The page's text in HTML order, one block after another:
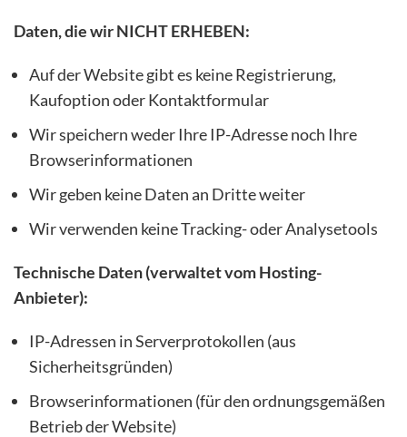
Daten, die wir NICHT ERHEBEN:
Auf der Website gibt es keine Registrierung,
Kaufoption oder Kontaktformular
Wir speichern weder Ihre IP-Adresse noch Ihre
Browserinformationen
Wir geben keine Daten an Dritte weiter
Wir verwenden keine Tracking- oder Analysetools
Technische Daten (verwaltet vom Hosting-
Anbieter):
IP-Adressen in Serverprotokollen (aus
Sicherheitsgründen)
Browserinformationen (für den ordnungsgemäßen
Betrieb der Website)